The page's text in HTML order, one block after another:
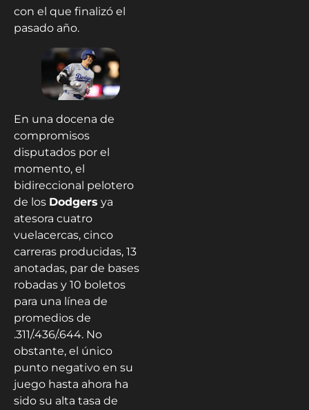
con el que finalizó el
pasado año.
En una docena de
compromisos
disputados por el
momento, el
bidireccional pelotero
de los Dodgers ya
atesora cuatro
vuelacercas, cinco
carreras producidas, 13
anotadas, par de bases
robadas y 10 boletos
para una línea de
promedios de
.311/.436/.644. No
obstante, el único
punto negativo en su
juego hasta ahora ha
sido su alta tasa de